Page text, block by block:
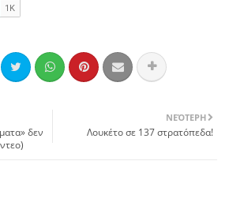
ΝΕΌΤΕΡΗ
Λουκέτο σε 137 στρατόπεδα!
δεν